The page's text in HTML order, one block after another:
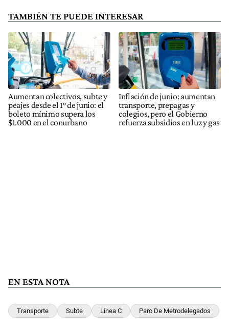
TAMBIÉN TE PUEDE INTERESAR
Aumentan colectivos, subte y
peajes desde el 1° de junio: el
boleto mínimo supera los
$1.000 en el conurbano
Inflación de junio: aumentan
transporte, prepagas y
colegios, pero el Gobierno
refuerza subsidios en luz y gas
EN ESTA NOTA
Transporte Subte Línea C Paro De Metrodelegados